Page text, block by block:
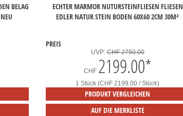
BELAG
ECHTER MARMOR NUTURSTEINFLIESEN FLIESEN
EDLER NATUR STEIN BODEN 60X60 2CM 30M²
PREIS
UVP:CHF 2750.00
CHF 2199.00*
1 Stück (CHF 2199.00 / Stück)
PRODUKT VERGLEICHEN
AUF DIE MERKLISTE